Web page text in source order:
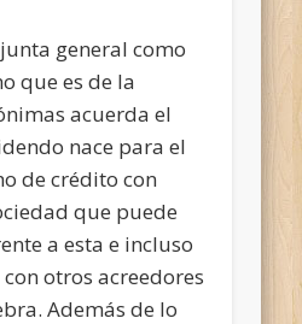
general como
que es de la
acuerda el
nace para el
de crédito con
que puede
a esta e incluso
otros acreedores
Además de lo